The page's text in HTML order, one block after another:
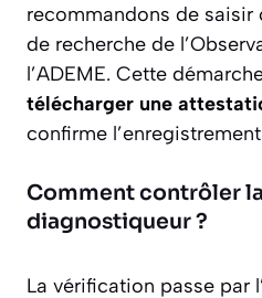
recommandons de saisir
de recherche de
l’ADEME. Cette
télécharger une
confirme
Comment contrôler
diagnostiqueur ?
La vérification passe par